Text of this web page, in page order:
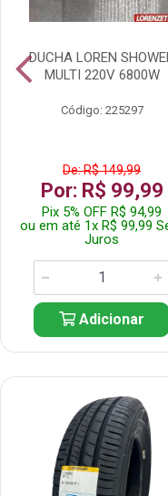
DUCHA LOREN
MULTI 220V 6800W
Código: 225297
De: R$ 149,99
Por: R$ 99,99
Pix 5% OFF R$ 94,99
ou em até 1x R$ 99,99
Juros
Adicionar